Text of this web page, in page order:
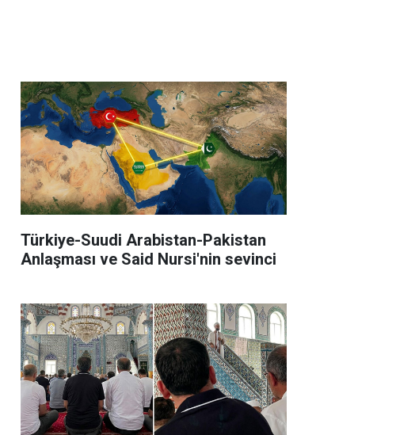
Türkiye-Suudi Arabistan-Pakistan
Anlaşması ve Said Nursi'nin sevinci